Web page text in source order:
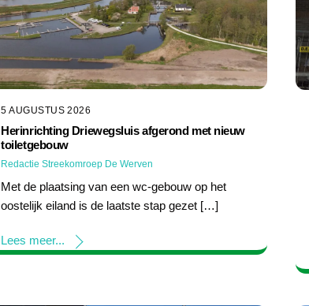
5 AUGUSTUS 2026
Herinrichting Driewegsluis afgerond met nieuw
toiletgebouw
Redactie Streekomroep De Werven
Met de plaatsing van een wc-gebouw op het
oostelijk eiland is de laatste stap gezet […]
Lees meer...